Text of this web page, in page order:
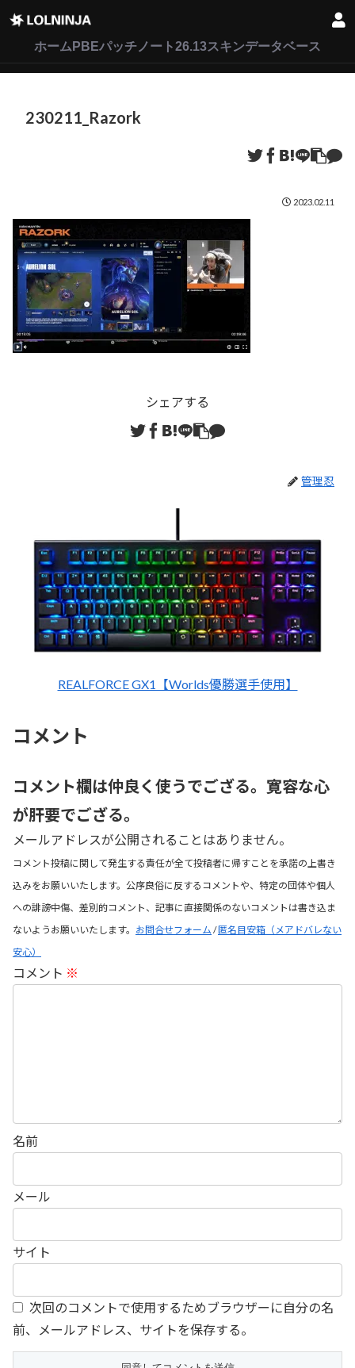
ホーム PBEパッチノート26.13スキンデータベース
230211_Razork
2023.02.11
シェアする
管理忍
REALFORCE GX1【Worlds優勝選手使用】
コメント
コメント欄は仲良く使うでござる。寛容な心
が肝要でござる。
メールアドレスが公開されることはありません。
コメント投稿に関して発生する責任が全て投稿者に帰すことを承諾の上書き
込みをお願いいたします。公序良俗に反するコメントや、特定の団体や個人
への誹謗中傷、差別的コメント、記事に直接関係のないコメントは書き込ま
ないようお願いいたします。 お問合せフォーム /匿名目安箱（メアドバレない
安心）
コメント ※
名前
メール
サイト
次回のコメントで使用するためブラウザーに自分の名
前、メールアドレス、サイトを保存する。